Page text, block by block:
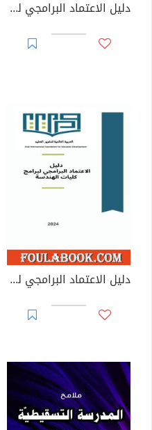
دليل الاعتماد البرامجي لبرامج للعلوم الأساسية
دليل الاعتماد البرامجي لبرامج كليات الهندسة